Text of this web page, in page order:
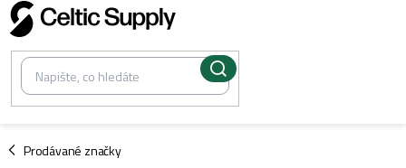
Přejít
na
obsah
Prodávané značky
/